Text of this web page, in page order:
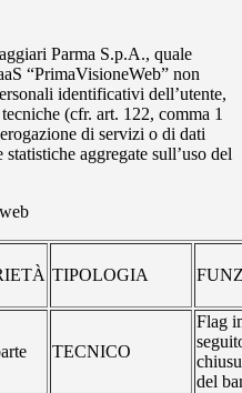
Parma S.p.A., quale
“PrimaVisioneWeb” non
identificativi dell’utente,
(cfr. art. 122, comma 1
di servizi o di dati
aggregate sull’uso del
TIPOLOGIA
TECNICO
Flag
del